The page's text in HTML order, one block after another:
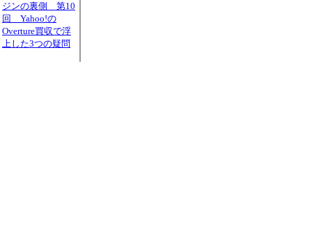
ジンの裏側 第10
回 Yahoo!の
Overture買収で浮
上した3つの疑問